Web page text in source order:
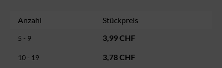
Anzahl Stückpreis
5 - 9 3,99 CHF
10 - 19 3,78 CHF